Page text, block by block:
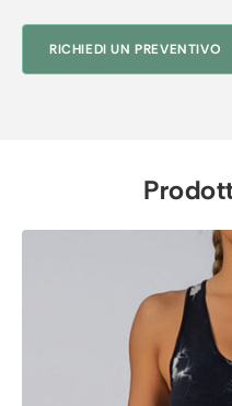
RICHIEDI UN PREVENTIVO